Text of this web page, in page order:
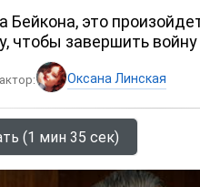
Бейкона, это
чтобы завершить
Оксана Линская
(1 мин 35 сек)